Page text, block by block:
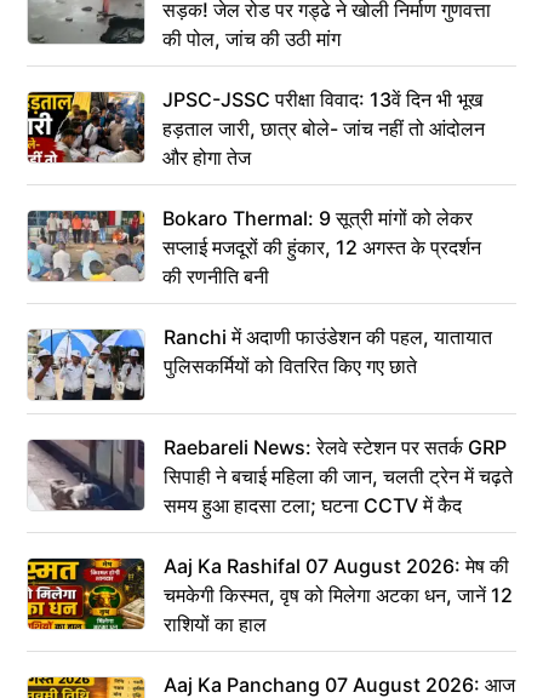
सड़क! जेल रोड पर गड्ढे ने खोली निर्माण गुणवत्ता
की पोल, जांच की उठी मांग
JPSC-JSSC परीक्षा विवाद: 13वें दिन भी भूख
हड़ताल जारी, छात्र बोले- जांच नहीं तो आंदोलन
और होगा तेज
Bokaro Thermal: 9 सूत्री मांगों को लेकर
सप्लाई मजदूरों की हुंकार, 12 अगस्त के प्रदर्शन
की रणनीति बनी
Ranchi में अदाणी फाउंडेशन की पहल, यातायात
पुलिसकर्मियों को वितरित किए गए छाते
Raebareli News: रेलवे स्टेशन पर सतर्क GRP
सिपाही ने बचाई महिला की जान, चलती ट्रेन में चढ़ते
समय हुआ हादसा टला; घटना CCTV में कैद
Aaj Ka Rashifal 07 August 2026: मेष की
चमकेगी किस्मत, वृष को मिलेगा अटका धन, जानें 12
राशियों का हाल
Aaj Ka Panchang 07 August 2026: आज